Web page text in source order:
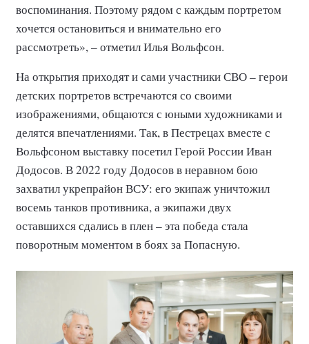
воспоминания. Поэтому рядом с каждым портретом
хочется остановиться и внимательно его
рассмотреть», – отметил Илья Вольфсон.
На открытия приходят и сами участники СВО – герои
детских портретов встречаются со своими
изображениями, общаются с юными художниками и
делятся впечатлениями. Так, в Пестрецах вместе с
Вольфсоном выставку посетил Герой России Иван
Додосов. В 2022 году Додосов в неравном бою
захватил укрепрайон ВСУ: его экипаж уничтожил
восемь танков противника, а экипажи двух
оставшихся сдались в плен – эта победа стала
поворотным моментом в боях за Попасную.